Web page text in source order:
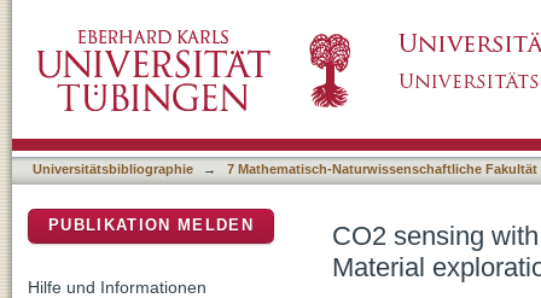
Universitätsbibliographie → 7 Mathematisch-Naturwissenschaftliche Fakultät
CO2 sensing
Material
PUBLIKATION MELDEN
Hilfe und Informationen